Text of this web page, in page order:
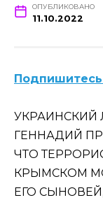
ОПУБЛИКОВАНО
11.10.2022
УКРАИНСКИЙ
ГЕННАДИЙ
ЧТО
КРЫМСКОМ
ЕГО